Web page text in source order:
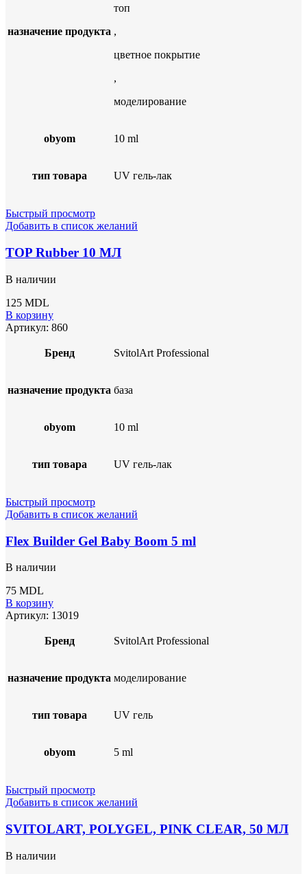
назначение продукта
топ
,
цветное покрытие
,
моделирование
obyom 10 ml
тип товара UV гель-лак
Быстрый просмотр
Добавить в список желаний
TOP Rubber 10 МЛ
В наличии
125 MDL
В корзину
Артикул: 860
Бренд SvitolArt Professional
назначение продукта база
obyom 10 ml
тип товара UV гель-лак
Быстрый просмотр
Добавить в список желаний
Flex Builder Gel Baby Boom 5 ml
В наличии
75 MDL
В корзину
Артикул: 13019
Бренд SvitolArt Professional
назначение продукта моделирование
тип товара UV гель
obyom 5 ml
Быстрый просмотр
Добавить в список желаний
SVITOLART, POLYGEL, PINK CLEAR, 50 МЛ
В наличии